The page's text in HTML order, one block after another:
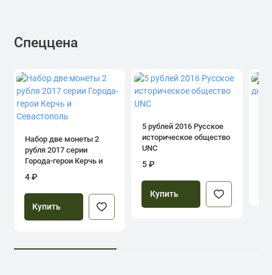
Спеццена
Набор две монеты 2
рубля 2017 серии
Города-герои Керчь и
4 ₽
Купить
5 рублей 2016 Русское
историческое общество
UNC
5 ₽
Купить
4.0